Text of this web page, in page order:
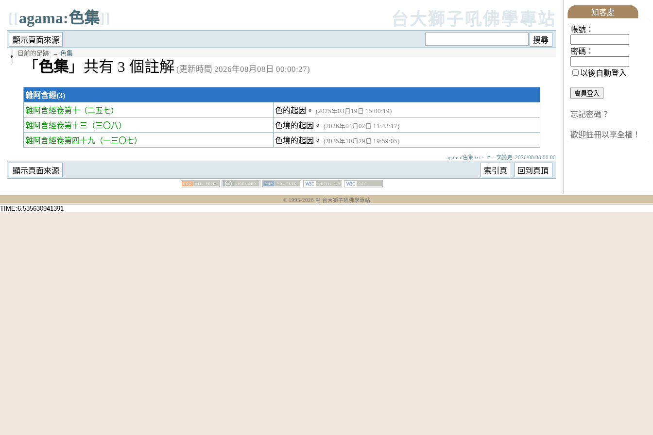
[[agama:色集]] 台大獅子吼佛學專站
目前的足跡: → 色集
「 色集 」共有 3 個註解 (更新時間 2026年08月08日 00:00:27)
雜阿含經(3)
雜阿含經卷第十 （二五七） 色的起因。 (2025年03月19日 15:00:19)
雜阿含經卷第十三 （三〇八） 色境的起因。 (2026年04月02日 11:43:17)
雜阿含經卷第四十九 （一三〇七） 色境的起因。 (2025年10月29日 19:59:05)
agama/色集.txt · 上一次變更: 2026/08/08 00:00
知客處
帳號：
密碼：
以後自動登入
忘記密碼？
歡迎註冊以享全權！
© 1995-2026 卍 台大獅子吼佛學專站
TIME:6.535630941391